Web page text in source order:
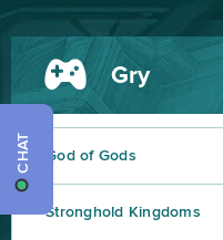
Gry
One Piece 2 - Pirate King
Star Conflict
God of Gods
Stronghold Kingdoms
CHAT